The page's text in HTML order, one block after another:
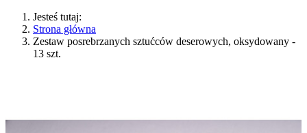
Jesteś tutaj:
Strona główna
Zestaw posrebrzanych sztućców deserowych, oksydowany -
13 szt.